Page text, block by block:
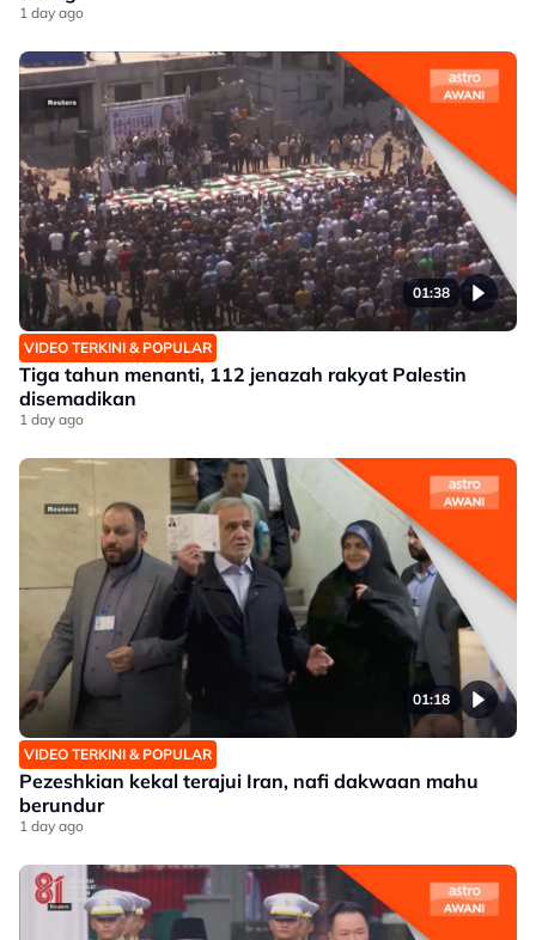
1 day ago
01:38
VIDEO TERKINI & POPULAR
Tiga tahun menanti, 112 jenazah rakyat Palestin
disemadikan
1 day ago
01:18
VIDEO TERKINI & POPULAR
Pezeshkian kekal terajui Iran, nafi dakwaan mahu
berundur
1 day ago